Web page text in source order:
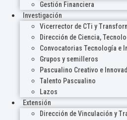
Gestión Financiera
Investigación
Vicerrector de CTi y
Dirección de Ciencia,
Convocatorias Tecnología e
Grupos y semilleros
Pascualino Creativo e
Talento Pascualino
Lazos
Extensión
Dirección de Vinculación y